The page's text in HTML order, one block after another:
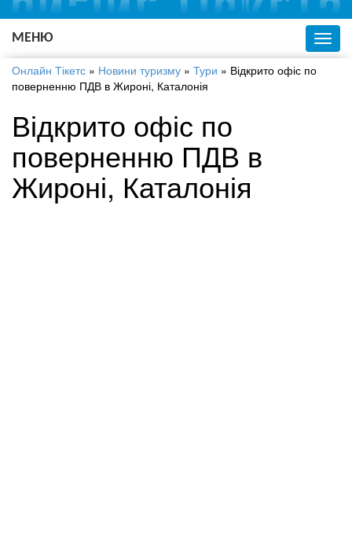
Українська
МЕНЮ
Онлайн Тікетс » Новини туризму » Тури » Відкрито офіс по
поверненню ПДВ в Жироні, Каталонія
Відкрито офіс по
поверненню ПДВ в
Жироні, Каталонія